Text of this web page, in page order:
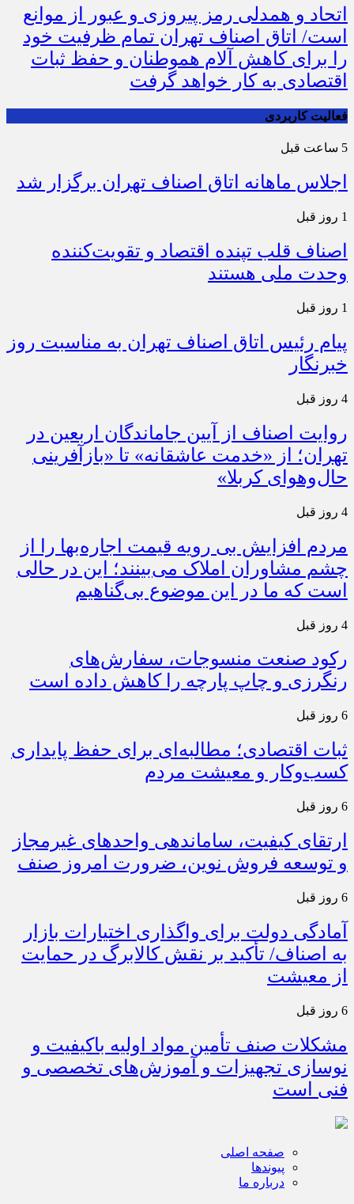
اتحاد و همدلی رمز پیروزی و عبور از موانع
است/ اتاق اصناف تهران تمام ظرفیت خود
را برای کاهش آلام هموطنان و حفظ ثبات
اقتصادی به کار خواهد گرفت
فعالیت کاربردی
5 ساعت قبل
اجلاس ماهانه اتاق اصناف تهران برگزار شد
1 روز قبل
اصناف قلب تپنده اقتصاد و تقویت‌کننده
وحدت ملی هستند
1 روز قبل
پیام رئیس اتاق اصناف تهران به مناسبت روز
خبرنگار
4 روز قبل
روایت اصناف از آیین جاماندگان اربعین در
تهران؛ از «خدمت عاشقانه» تا «بازآفرینی
حال‌وهوای کربلا»
4 روز قبل
مردم افزایش بی رویه قیمت اجاره‌بها را از
چشم مشاوران املاک می‌بینند؛ این در حالی
است که ما در این موضوع بی‌گناهیم
4 روز قبل
رکود صنعت منسوجات، سفارش‌های
رنگرزی و چاپ پارچه را کاهش داده است
6 روز قبل
ثبات اقتصادی؛ مطالبه‌ای برای حفظ پایداری
کسب‌وکار و معیشت مردم
6 روز قبل
ارتقای کیفیت، ساماندهی واحدهای غیرمجاز
و توسعه فروش نوین، ضرورت امروز صنف
6 روز قبل
آمادگی دولت برای واگذاری اختیارات بازار
به اصناف/ تأکید بر نقش کالابرگ در حمایت
از معیشت
6 روز قبل
مشکلات صنف تأمین مواد اولیه باکیفیت و
نوسازی تجهیزات و آموزش‌های تخصصی و
فنی است
صفحه اصلی
پیوندها
درباره ما